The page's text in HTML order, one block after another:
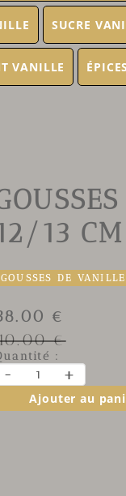
SUCRE
VANILLE ÉPICES
13
GOUSSES DE VANILLE
€
€
:
- +
Ajouter au